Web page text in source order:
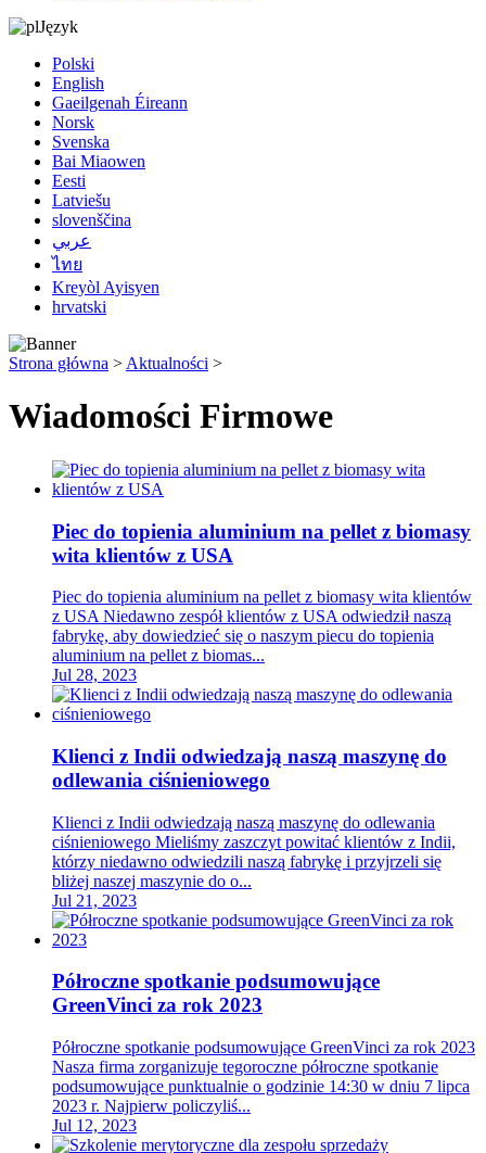
Język
Polski
English
Gaeilgenah Éireann
Norsk
Svenska
Bai Miaowen
Eesti
Latviešu
slovenščina
عربي
ไทย
Kreyòl Ayisyen
hrvatski
Strona główna > Aktualności >
Wiadomości Firmowe
Piec do topienia aluminium na pellet z biomasy
wita klientów z USA
Piec do topienia aluminium na pellet z biomasy wita klientów
z USA Niedawno zespół klientów z USA odwiedził naszą
fabrykę, aby dowiedzieć się o naszym piecu do topienia
aluminium na pellet z biomas...
Jul 28, 2023
Klienci z Indii odwiedzają naszą maszynę do
odlewania ciśnieniowego
Klienci z Indii odwiedzają naszą maszynę do odlewania
ciśnieniowego Mieliśmy zaszczyt powitać klientów z Indii,
którzy niedawno odwiedzili naszą fabrykę i przyjrzeli się
bliżej naszej maszynie do o...
Jul 21, 2023
Półroczne spotkanie podsumowujące
GreenVinci za rok 2023
Półroczne spotkanie podsumowujące GreenVinci za rok 2023
Nasza firma zorganizuje tegoroczne półroczne spotkanie
podsumowujące punktualnie o godzinie 14:30 w dniu 7 lipca
2023 r. Najpierw policzyliś...
Jul 12, 2023